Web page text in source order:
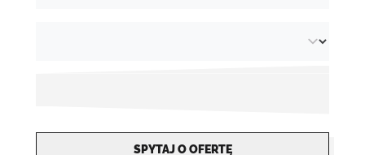
SPYTAJ O OFERTĘ